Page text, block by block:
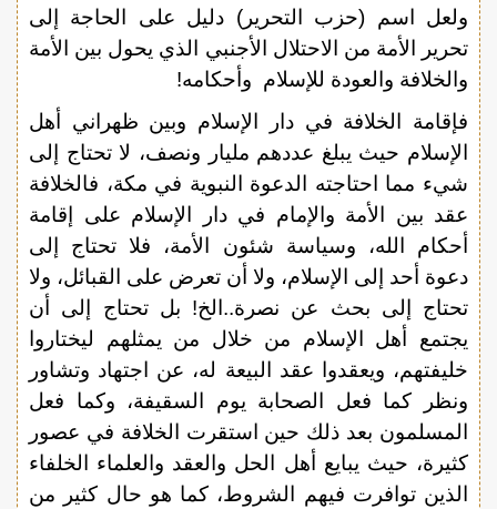
ولعل اسم (حزب التحرير) دليل على الحاجة إلى
تحرير الأمة من الاحتلال الأجنبي الذي يحول بين الأمة
والخلافة والعودة للإسلام وأحكامه!
فإقامة الخلافة في دار الإسلام وبين ظهراني أهل
الإسلام حيث يبلغ عددهم مليار ونصف، لا تحتاج إلى
شيء مما احتاجته الدعوة النبوية في مكة، فالخلافة
عقد بين الأمة والإمام في دار الإسلام على إقامة
أحكام الله، وسياسة شئون الأمة، فلا تحتاج إلى
دعوة أحد إلى الإسلام، ولا أن تعرض على القبائل، ولا
تحتاج إلى بحث عن نصرة..الخ! بل تحتاج إلى أن
يجتمع أهل الإسلام من خلال من يمثلهم ليختاروا
خليفتهم، ويعقدوا عقد البيعة له، عن اجتهاد وتشاور
ونظر كما فعل الصحابة يوم السقيفة، وكما فعل
المسلمون بعد ذلك حين استقرت الخلافة في عصور
كثيرة، حيث يبايع أهل الحل والعقد والعلماء الخلفاء
الذين توافرت فيهم الشروط، كما هو حال كثير من